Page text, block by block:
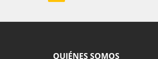
QUIÉNES SOMOS